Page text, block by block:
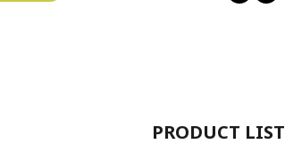
PRODUCT LIST